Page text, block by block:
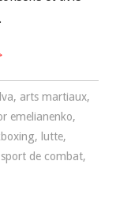
, arts martiaux,
emelianenko,
, lutte,
sport de combat,